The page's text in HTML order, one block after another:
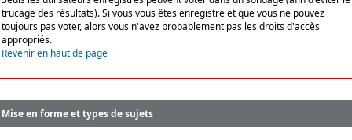
trucage des résultats). Si vous vous êtes enregistré et que vous ne pouvez
toujours pas voter, alors vous n'avez probablement pas les droits d'accès
appropriés.
Revenir en haut de page
Mise en forme et types de sujets